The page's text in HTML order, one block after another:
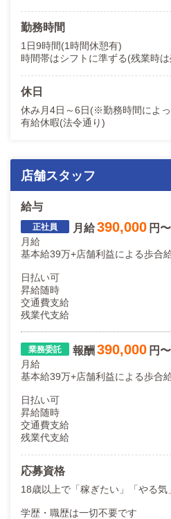
勤務時間
1日9時間(1時間休憩有)
時間帯はシフトに準ずる(残業時
休日
休み月4日～6日(※勤務時間によ
有給休暇(法令通り)
店舗スタッフ
給与
月給390,000 円〜
月給
基本給39万+店舗利益による歩合
日払い可
昇給随時
交通費支給
残業代支給
報酬 390,000 円
月給
基本給39万+店舗利益による歩合
日払い可
昇給随時
交通費支給
残業代支給
応募資格
18歳以上で「稼ぎたい」「やる気
学歴・職歴は一切不要です